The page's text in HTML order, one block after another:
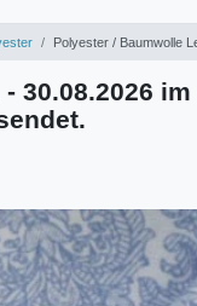
Polyester / Baumwolle
30.08.2026